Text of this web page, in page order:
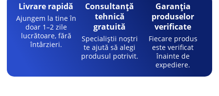
Livrare rapidă
Ajungem la tine în
doar 1–2 zile
lucrătoare, fără
întârzieri.
Consultanță
tehnică
gratuită
Specialiștii noștri
te ajută să alegi
produsul potrivit.
Garanția
produselor
verificate
Fiecare produs
este verificat
înainte de
expediere.